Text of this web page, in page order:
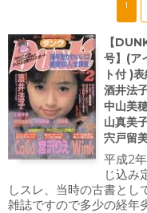
1
【
号】(ア
ト付 )
酒井法
中山美
山真美
宍戸留
平成2
じ込み
しスレ、当時の古書とし
雑誌ですので多少の経年